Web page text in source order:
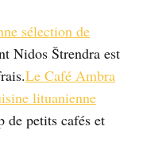
sélection de
Nidos Štrendra est
Le Café Ambra
lituanienne
de petits cafés et